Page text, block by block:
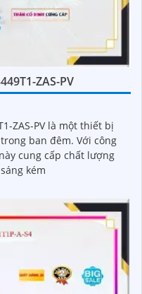
ZAS-PV
ZAS-PV là một thiết bị
đêm. Với công
cung cấp chất lượng
kém